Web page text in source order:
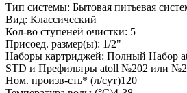
Тип системы: Бытовая питьевая
Вид: Классический
Кол-во ступеней очистки: 5
Присоед. размер(ы): 1/2"
Наборы картриджей: Полный Набор
STD и Префильтры atoll №202 или
Ном. произв-сть* (л/сут)120